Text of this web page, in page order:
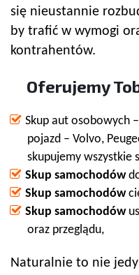
się nieustannie
by trafić w wymogi
kontrahentów.
Oferujemy
Skup aut osobowych
pojazd – Volvo,
skupujemy wszystkie
Skup samochodów
Skup samochodów
Skup samochodów
oraz przeglądu,
Naturalnie to nie